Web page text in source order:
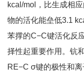
kcal/mol，比生成相
物的活化能垒低3.1
苯撑的C−C键活化反
择性起重要作用。钪
RE−C σ键的极性和